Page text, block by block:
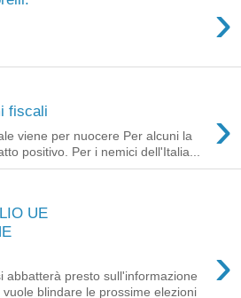
›
fiscali ›
viene per nuocere Per alcuni la
positivo. Per i nemici dell'Italia...
UE
›
abbatterà presto sull'informazione
vuole blindare le prossime elezioni